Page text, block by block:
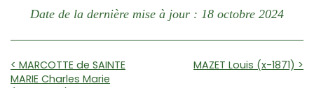
Date de la dernière mise à jour : 18 octobre 2024
< MARCOTTE de SAINTE
MARIE Charles Marie
MAZET Louis (x-1871) >